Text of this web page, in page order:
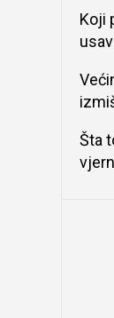
Koji
Šta